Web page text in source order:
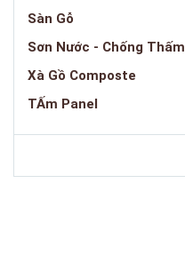
Sàn Gỗ
Sơn Nước - Chống Thấm
Xà Gồ Composte
TẤm Panel